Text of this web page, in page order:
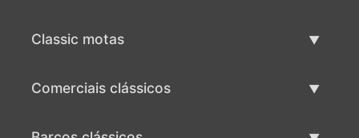
Classic motas
Comerciais clássicos